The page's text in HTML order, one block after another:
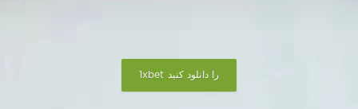
1xbet را دانلود کنید